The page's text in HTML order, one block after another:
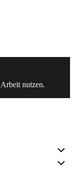
nutzen.